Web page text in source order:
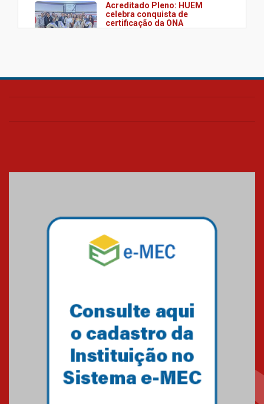
Acreditado Pleno: HUEM
celebra conquista de
certificação da ONA
HUEM é o primeiro hospital do
UTI's inteligentes
referência mundial em
Pós-Asco: evento do HUEM
debate novidades sobre
estudos e tratamentos contra
o câncer
MackPesquisa 2026 prorroga
inscrições até 14 de agosto
15.06.2026